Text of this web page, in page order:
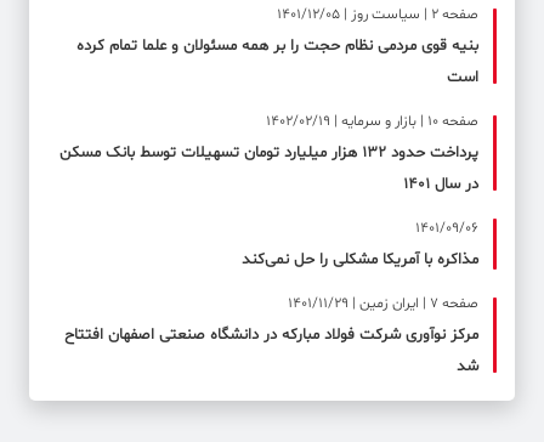
صفحه ۲ | سیاست روز | 1401/12/05
بنیه قوی مردمی نظام حجت را بر همه مسئولان و علما تمام کرده
است
صفحه ۱۰ | بازار و سرمایه | 1402/02/19
پرداخت حدود ۱۳۲ هزار میلیارد تومان تسهیلات توسط بانک مسکن
در سال ۱۴۰۱
1401/09/06
مذاکره با آمریکا مشکلی را حل نمی‌کند
صفحه ۷ | ایران زمین | 1401/11/29
مرکز نوآوری شرکت فولاد مبارکه در دانشگاه صنعتی اصفهان افتتاح
شد